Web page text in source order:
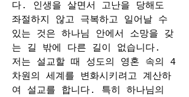
다. 인생을 살면서 고난을 당해도
좌절하지 않고 극복하고 일어날 수
있는 것은 하나님 안에서 소망을 갖
는 길 밖에 다른 길이 없습니다.
저는 설교할 때 성도의 영혼 속의 4
차원의 세계를 변화시키려고 계산하
여 설교를 합니다. 특히 하나님의